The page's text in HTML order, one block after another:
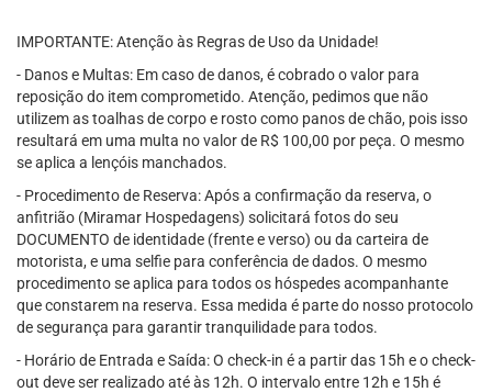
IMPORTANTE: Atenção às Regras de Uso da Unidade!
- Danos e Multas: Em caso de danos, é cobrado o valor para
reposição do item comprometido. Atenção, pedimos que não
utilizem as toalhas de corpo e rosto como panos de chão, pois isso
resultará em uma multa no valor de R$ 100,00 por peça. O mesmo
se aplica a lençóis manchados.
- Procedimento de Reserva: Após a confirmação da reserva, o
anfitrião (Miramar Hospedagens) solicitará fotos do seu
DOCUMENTO de identidade (frente e verso) ou da carteira de
motorista, e uma selfie para conferência de dados. O mesmo
procedimento se aplica para todos os hóspedes acompanhante
que constarem na reserva. Essa medida é parte do nosso protocolo
de segurança para garantir tranquilidade para todos.
- Horário de Entrada e Saída: O check-in é a partir das 15h e o check-
out deve ser realizado até às 12h. O intervalo entre 12h e 15h é